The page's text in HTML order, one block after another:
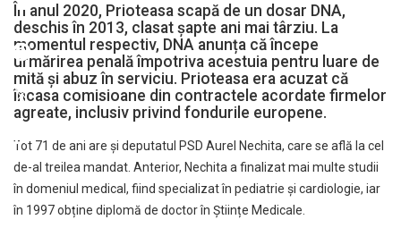
În anul 2020, Prioteasa scapă de un dosar DNA,
deschis în 2013, clasat șapte ani mai târziu. La
momentul respectiv, DNA anunța că începe
urmărirea penală împotriva acestuia pentru luare de
mită și abuz în serviciu. Prioteasa era acuzat că
încasa comisioane din contractele acordate firmelor
agreate, inclusiv privind fondurile europene.
Tot 71 de ani are și deputatul PSD Aurel Nechita, care se află la cel
de-al treilea mandat. Anterior, Nechita a finalizat mai multe studii
în domeniul medical, fiind specializat în pediatrie și cardiologie, iar
în 1997 obține diplomă de doctor în Științe Medicale.